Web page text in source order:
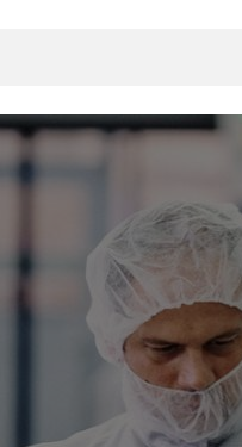
真空传输门
真空多阀装置
真空阀设计选项
ITER真空阀目录